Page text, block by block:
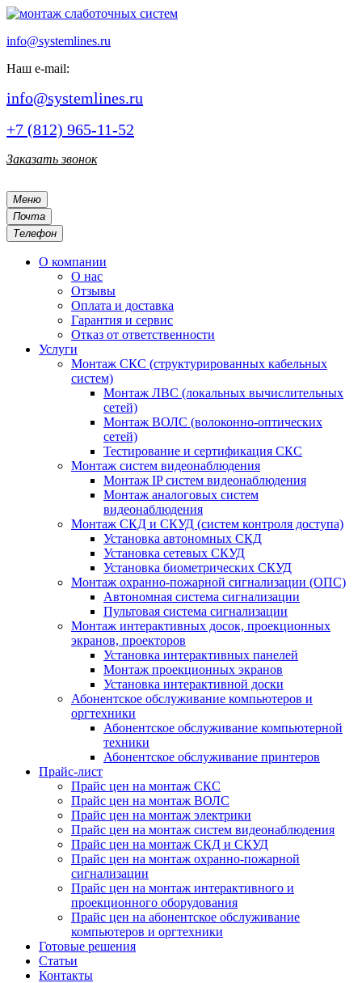
info@systemlines.ru
Наш e-mail:
info@systemlines.ru
+7 (812) 965-11-52
Заказать звонок
Меню
Почта
Телефон
О компании
О нас
Отзывы
Оплата и доставка
Гарантия и сервис
Отказ от ответственности
Услуги
Монтаж СКС (структурированных кабельных
систем)
Монтаж ЛВС (локальных вычислительных
сетей)
Монтаж ВОЛС (волоконно-оптических
сетей)
Тестирование и сертификация СКС
Монтаж систем видеонаблюдения
Монтаж IP систем видеонаблюдения
Монтаж аналоговых систем
видеонаблюдения
Монтаж СКД и СКУД (систем контроля доступа)
Установка автономных СКД
Установка сетевых СКУД
Установка биометрических СКУД
Монтаж охранно-пожарной сигнализации (ОПС)
Автономная система сигнализации
Пультовая система сигнализации
Монтаж интерактивных досок, проекционных
экранов, проекторов
Установка интерактивных панелей
Монтаж проекционных экранов
Установка интерактивной доски
Абонентское обслуживание компьютеров и
оргтехники
Абонентское обслуживание компьютерной
техники
Абонентское обслуживание принтеров
Прайс-лист
Прайс цен на монтаж СКС
Прайс цен на монтаж ВОЛС
Прайс цен на монтаж электрики
Прайс цен на монтаж систем видеонаблюдения
Прайс цен на монтаж СКД и СКУД
Прайс цен на монтаж охранно-пожарной
сигнализации
Прайс цен на монтаж интерактивного и
проекционного оборудования
Прайс цен на абонентское обслуживание
компьютеров и оргтехники
Готовые решения
Статьи
Контакты